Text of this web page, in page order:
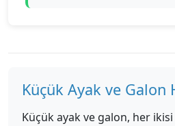
Küçük Ayak ve Galon
Küçük ayak ve galon, her